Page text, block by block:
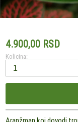
4.900,00 RSD
Kolicina:
Aranžman koj dovodi